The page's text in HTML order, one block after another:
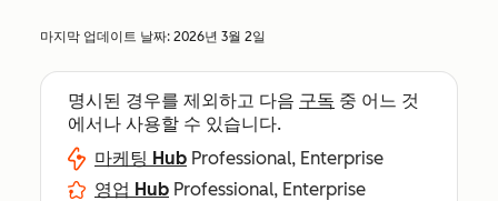
마지막 업데이트 날짜: 2026년 3월 2일
명시된 경우를 제외하고 다음 구독 중 어느 것
에서나 사용할 수 있습니다.
마케팅 Hub Professional, Enterprise
영업 Hub Professional, Enterprise